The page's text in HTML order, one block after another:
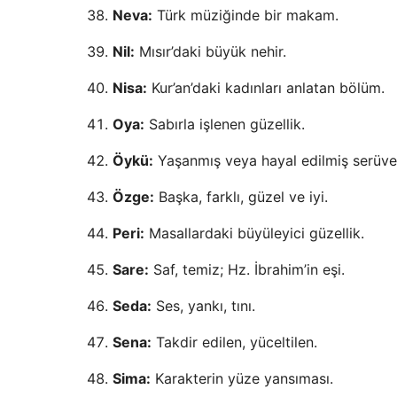
Neva: Türk müziğinde bir makam.
Nil: Mısır’daki büyük nehir.
Nisa: Kur’an’daki kadınları anlatan bölüm.
Oya: Sabırla işlenen güzellik.
Öykü: Yaşanmış veya hayal edilmiş
Özge: Başka, farklı, güzel ve iyi.
Peri: Masallardaki büyüleyici güzellik.
Sare: Saf, temiz; Hz. İbrahim’in eşi.
Seda: Ses, yankı, tını.
Sena: Takdir edilen, yüceltilen.
Sima: Karakterin yüze yansıması.